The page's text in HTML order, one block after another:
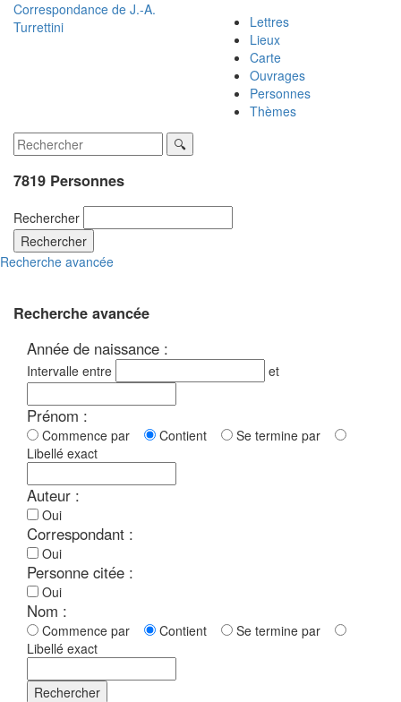
Correspondance de J.-A.
Turrettini
Lettres
Lieux
Carte
Ouvrages
Personnes
Thèmes
7819 Personnes
Rechercher
Rechercher
Recherche avancée
Recherche avancée
Année de naissance :
Intervalle entre et
Prénom :
Commence par Contient
Se termine par
Libellé exact
Auteur :
Oui
Correspondant :
Oui
Personne citée :
Oui
Nom :
Commence par Contient
Se termine par
Libellé exact
Rechercher